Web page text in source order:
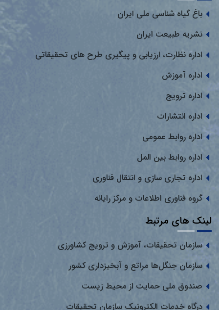
باغ گیاه شناسی ملی ایران
نشریه طبیعت ایران
اداره نظارت، ارزیابی و پیگیری طرح های تحقیقاتی
اداره آموزش
اداره ترویج
اداره انتشارات
اداره روابط عمومی
اداره روابط بین المل
اداره تجاری سازی و انتقال فناوری
گروه فناوری اطلاعات و مرکز رایانه
لینک های مرتبط
سازمان تحقیقات، آموزش و ترویج کشاورزی
سازمان جنگل‌ها مراتع و آبخیزداری کشور
صندوق ملی حمایت از محیط زیست
درگاه خدمات الکترونیک سازمان تحقیقات